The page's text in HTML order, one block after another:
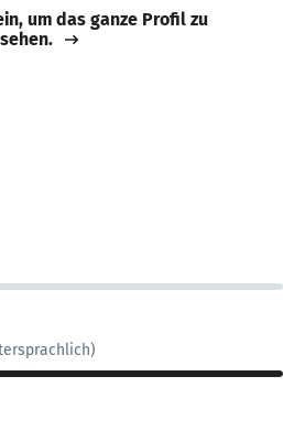
um das ganze Profil zu
sehen.